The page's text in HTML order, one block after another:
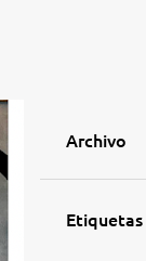
Archivo
Etiquetas